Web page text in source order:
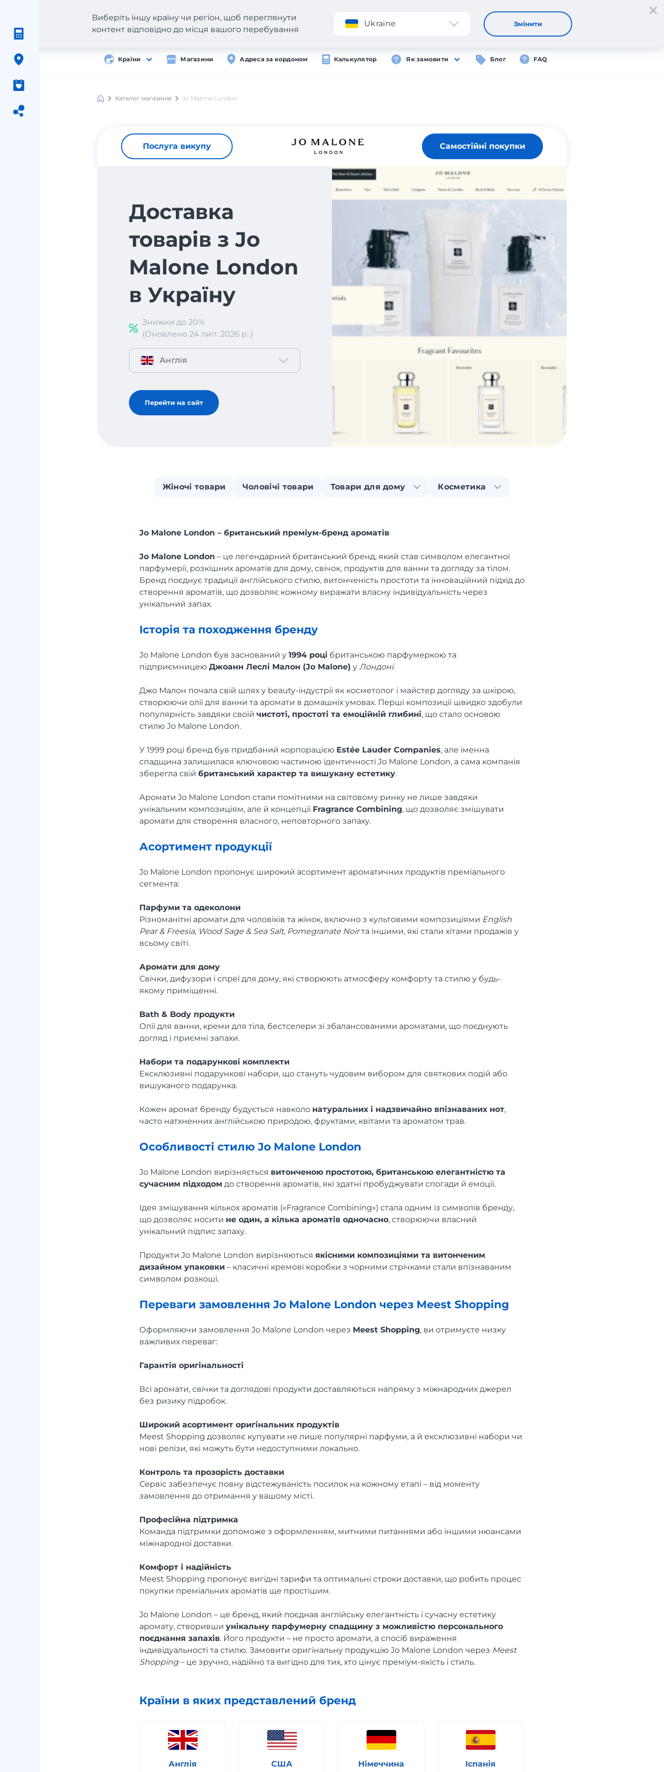
Додаток Реєстрація Вхід
Країни Магазини Адреса за кордоном Калькулятор Як замовити Блог FAQ
Виберіть іншу країну чи регіон, щоб переглянути
контент відповідно до місця вашого перебування
Ukraine Змінити
Каталог магазинів Jo Malone London
Послуга викупу Самостійні покупки
Доставка
товарів з Jo
Malone London
в Україну
Знижки до 20%
(Оновлено 24 лип. 2026 р. )
Англія
Перейти на сайт
Жіночі товари Чоловічі товари Товари для дому Косметика
Jo Malone London – британський преміум-бренд ароматів
Jo Malone London – це легендарний британський бренд, який став символом елегантної
парфумерії, розкішних ароматів для дому, свічок, продуктів для ванни та догляду за тілом.
Бренд поєднує традиції англійського стилю, витонченість простоти та інноваційний підхід до
створення ароматів, що дозволяє кожному виражати власну індивідуальність через
унікальний запах.
Історія та походження бренду
Jo Malone London був заснований у 1994 році британською парфумеркою та
підприємницею Джоанн Леслі Малон (Jo Malone) у Лондоні.
Джо Малон почала свій шлях у beauty-індустрії як косметолог і майстер догляду за шкірою,
створюючи олії для ванни та аромати в домашніх умовах. Перші композиції швидко здобули
популярність завдяки своїй чистоті, простоті та емоційній глибині, що стало основою
стилю Jo Malone London.
У 1999 році бренд був придбаний корпорацією Estée Lauder Companies, але іменна
спадщина залишилася ключовою частиною ідентичності Jo Malone London, а сама компанія
зберегла свій британський характер та вишукану естетику.
Аромати Jo Malone London стали помітними на світовому ринку не лише завдяки
унікальним композиціям, але й концепції Fragrance Combining, що дозволяє змішувати
аромати для створення власного, неповторного запаху.
Асортимент продукції
Jo Malone London пропонує широкий асортимент ароматичних продуктів преміального
сегмента:
Парфуми та одеколони
Різноманітні аромати для чоловіків та жінок, включно з культовими композиціями English
Pear & Freesia, Wood Sage & Sea Salt, Pomegranate Noirта іншими, які стали хітами продажів у
всьому світі.
Аромати для дому
Свічки, дифузори і спреї для дому, які створюють атмосферу комфорту та стилю у будь-
якому приміщенні.
Bath & Body продукти
Олії для ванни, креми для тіла, бестселери зі збалансованими ароматами, що поєднують
догляд і приємні запахи.
Набори та подарункові комплекти
Ексклюзивні подарункові набори, що стануть чудовим вибором для святкових подій або
вишуканого подарунка.
Кожен аромат бренду будується навколо натуральних і надзвичайно впізнаваних нот,
часто натхненних англійською природою, фруктами, квітами та ароматом трав.
Особливості стилю Jo Malone London
Jo Malone London вирізняється витонченою простотою, британською елегантністю та
сучасним підходом до створення ароматів, які здатні пробуджувати спогади й емоції.
Ідея змішування кількох ароматів («Fragrance Combining») стала одним із символів бренду,
що дозволяє носити не один, а кілька ароматів одночасно, створюючи власний
унікальний підпис запаху.
Продукти Jo Malone London вирізняються якісними композиціями та витонченим
дизайном упаковки – класичні кремові коробки з чорними стрічками стали впізнаваним
символом розкоші.
Переваги замовлення Jo Malone London через Meest Shopping
Оформляючи замовлення Jo Malone London через Meest Shopping, ви отримуєте низку
важливих переваг:
Гарантія оригінальності
Всі аромати, свічки та доглядові продукти доставляються напряму з міжнародних джерел
без ризику підробок.
Широкий асортимент оригінальних продуктів
Meest Shopping дозволяє купувати не лише популярні парфуми, а й ексклюзивні набори чи
нові релізи, які можуть бути недоступними локально.
Контроль та прозорість доставки
Сервіс забезпечує повну відстежуваність посилок на кожному етапі – від моменту
замовлення до отримання у вашому місті.
Професійна підтримка
Команда підтримки допоможе з оформленням, митними питаннями або іншими нюансами
міжнародної доставки.
Комфорт і надійність
Meest Shopping пропонує вигідні тарифи та оптимальні строки доставки, що робить процес
покупки преміальних ароматів ще простішим.
Jo Malone London – це бренд, який поєднав англійську елегантність і сучасну естетику
аромату, створивши унікальну парфумерну спадщину з можливістю персонального
поєднання запахів. Його продукти – не просто аромати, а спосіб вираження
індивідуальності та стилю. Замовити оригінальну продукцію Jo Malone London через Meest
Shopping– це зручно, надійно та вигідно для тих, хто цінує преміум-якість і стиль.
Країни в яких представлений бренд
Англія США Німеччина Іспанія